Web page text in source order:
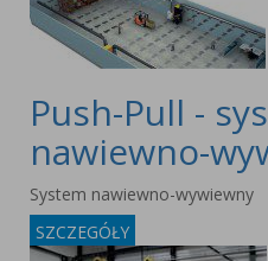
Push-Pull -
nawiewno-
System nawiewno-wywiewny
SZCZEGÓŁY